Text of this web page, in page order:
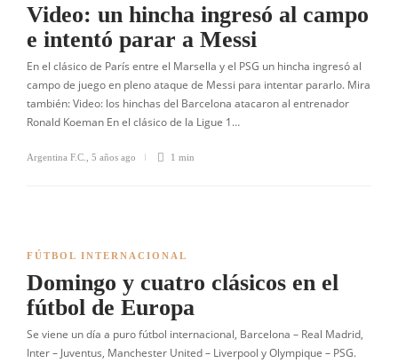
Video: un hincha ingresó al campo
e intentó parar a Messi
En el clásico de París entre el Marsella y el PSG un hincha ingresó al
campo de juego en pleno ataque de Messi para intentar pararlo. Mira
también: Video: los hinchas del Barcelona atacaron al entrenador
Ronald Koeman En el clásico de la Ligue 1…
Argentina F.C. 5 años ago 1 min
FÚTBOL INTERNACIONAL
Domingo y cuatro clásicos en el
fútbol de Europa
Se viene un día a puro fútbol internacional, Barcelona – Real Madrid,
Inter – Juventus, Manchester United – Liverpool y Olympique – PSG.